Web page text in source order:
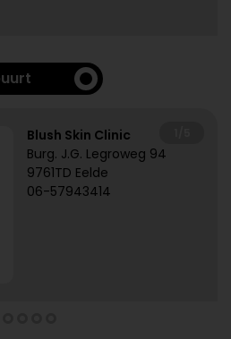
Blush Skin Clinic
Burg. J.G. Legroweg 94
9761TD Eelde
06-57943414